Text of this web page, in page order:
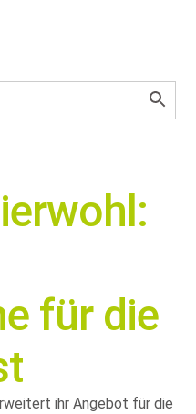
für die
ihr Angebot für die